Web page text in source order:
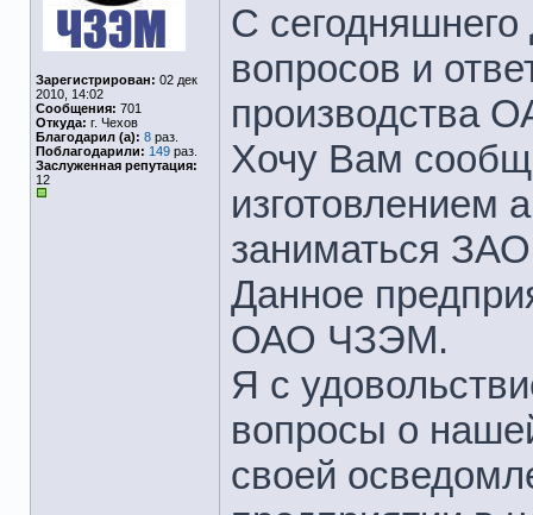
Зарегистрирован: 02 дек
2010, 14:02
Сообщения: 701
Откуда: г. Чехов
Благодарил (а): 8 раз.
Поблагодарили: 149 раз.
Заслуженная репутация:
12
С сегодняшнего
вопросов и
производства
Хочу Вам
заниматься
Данное
ОАО ЧЗЭМ.
Я с
вопросы о
своей